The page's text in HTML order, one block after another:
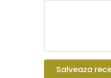
Salveaza